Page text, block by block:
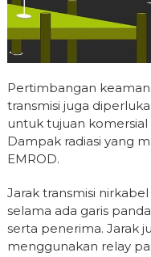
Pertimbangan
transmisi juga
untuk tujuan
Dampak radiasi yang
EMROD.
Jarak transmisi
selama ada garis
serta penerima. Jarak
menggunakan relay